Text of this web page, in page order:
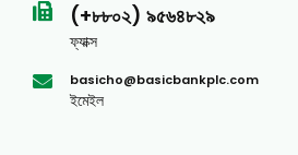
(+৮৮০২) ৯৫৬৪৮২৯
ফ্যাক্স
basicho@basicbankplc.com
ইমেইল